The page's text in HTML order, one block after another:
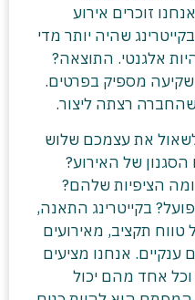
זוכרים אירוע
שהיה יותר מדי
אלגנטי. התוצאה?
מספיק בפרטים.
רצתה ליצור.
לשאול את עצמכם שלוש
של האירוע?
הציפיות שלהם?
בקייטרינג התאנה,
תקציב, מאירועים
ענקיים. אנחנו מציעים
וכל אחד מהם יכול